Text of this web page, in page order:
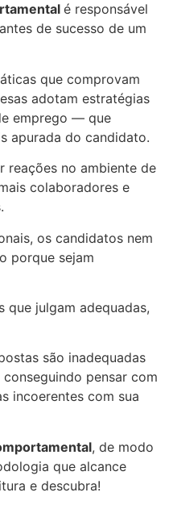
é responsável
de sucesso de um
que comprovam
adotam estratégias
emprego — que
apurada do candidato.
reações no ambiente de
colaboradores e
os candidatos nem
porque sejam
que julgam adequadas,
são inadequadas
pensar com
incoerentes com sua
, de modo
que alcance
e descubra!